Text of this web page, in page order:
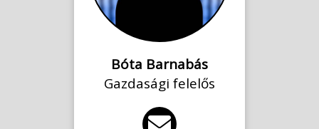
Bóta Barnabás
Gazdasági felelős